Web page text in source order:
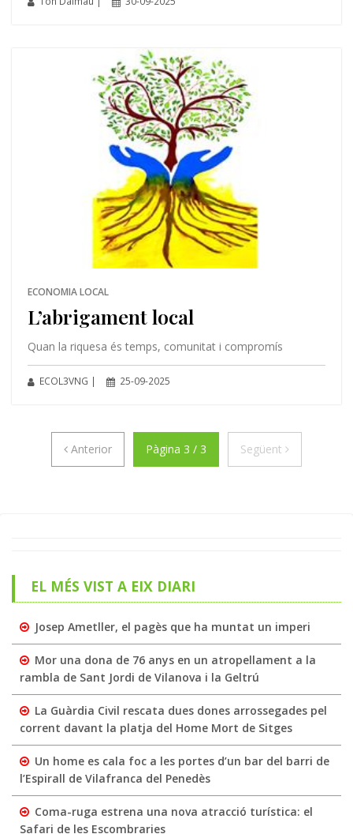
ECONOMIA LOCAL
L’abrigament local
Quan la riquesa és temps, comunitat i compromís
ECOL3VNG | 25-09-2025
AnteriorAnteriorPàgina 3 / 3 Següent
EL MÉS VIST A EIX DIARI
Josep Ametller, el pagès que ha muntat un imperi
Mor una dona de 76 anys en un atropellament a la
rambla de Sant Jordi de Vilanova i la Geltrú
La Guàrdia Civil rescata dues dones arrossegades pel
corrent davant la platja del Home Mort de Sitges
Un home es cala foc a les portes d’un bar del barri de
l’Espirall de Vilafranca del Penedès
Coma-ruga estrena una nova atracció turística: el
Safari de les Escombraries